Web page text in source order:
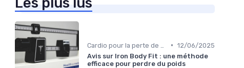
• 12/06/2025
Avis sur Iron Body Fit : une méthode
efficace pour perdre du poids